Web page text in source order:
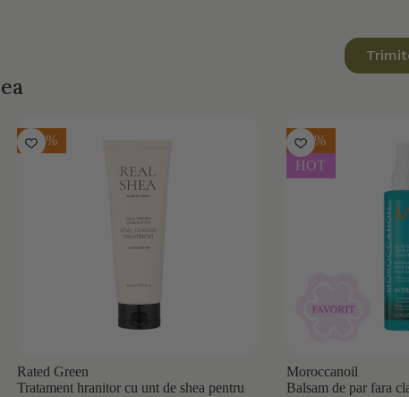
-15%
Rated Green
Tratament hranitor cu unt de shea pentru
-10%
HOT
Moroccanoil
Balsam de par fara